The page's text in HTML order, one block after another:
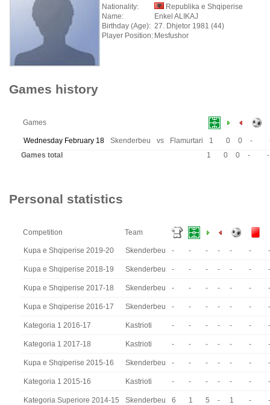
Nationality:
Republika e Shqiperise
Name:
Enkel ALIKAJ
Birthday (Age): 27. Dhjetor 1981 (44)
Player Position: Mesfushor
Games history
Games
Wednesday February 18 Skenderbeu vs Flamurtari 1 0 0 -
Games total
1 0 0 - -
Personal statistics
Competition Team
Kupa e Shqiperise 2019-20 Skenderbeu - - - - - - -
Kupa e Shqiperise 2018-19 Skenderbeu - - - - - - -
Kupa e Shqiperise 2017-18 Skenderbeu - - - - - - -
Kupa e Shqiperise 2016-17 Skenderbeu - - - - - - -
Kategoria 1 2016-17 Kastrioti - - - - - - -
Kategoria 1 2017-18 Kastrioti - - - - - - -
Kupa e Shqiperise 2015-16 Skenderbeu - - - - - - -
Kategoria 1 2015-16 Kastrioti - - - - - - -
Kategoria Superiore 2014-15 Skenderbeu 6 1 5 - 1 - -